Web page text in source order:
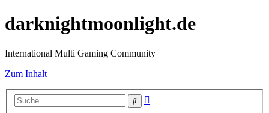
darknightmoonlight.de
International Multi Gaming Community
Zum Inhalt
Suche